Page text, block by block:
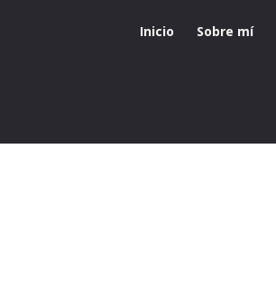
Inicio Sobre mí